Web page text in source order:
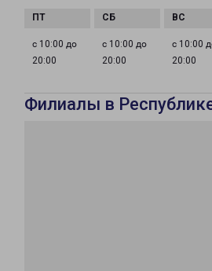
с 10:00 до
20:00
с 10:00 до
20:00
с 10:00
20:00
Филиалы в